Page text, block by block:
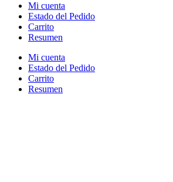
Mi cuenta
Estado del Pedido
Carrito
Resumen
Mi cuenta
Estado del Pedido
Carrito
Resumen